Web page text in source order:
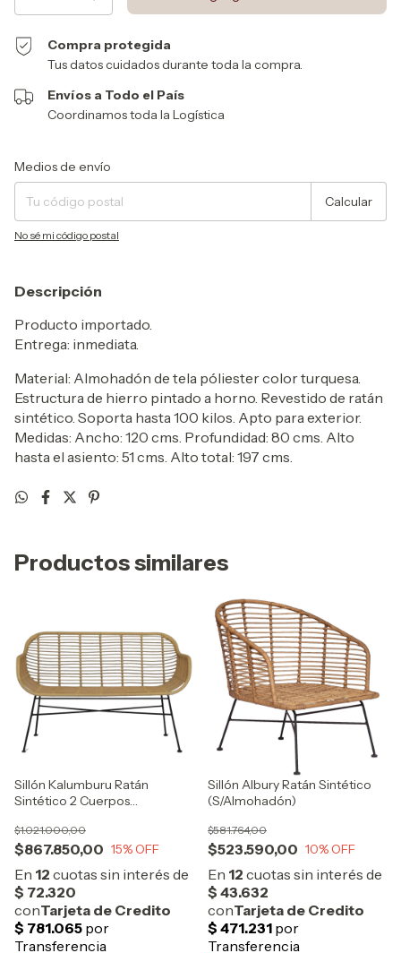
Compra protegida
Tus datos cuidados durante toda la compra.
Envíos a Todo el País
Coordinamos toda la Logística
Entregas para el CP:
Medios de envío
Calcular
No sé mi código postal
Descripción
Producto importado.
Entrega: inmediata.
Material: Almohadón de tela póliester color turquesa.
Estructura de hierro pintado a horno. Revestido de ratán
sintético. Soporta hasta 100 kilos. Apto para exterior.
Medidas: Ancho: 120 cms. Profundidad: 80 cms. Alto
hasta el asiento: 51 cms. Alto total: 197 cms.
Productos similares
Sillón Kalumburu Ratán
Sintético 2 Cuerpos
$867.850,00
$1.021.000,00
15% OFF
Sillón Albury Ratán Sintético
(S/Almohadón)
$523.590,00
$581.764,00
10% OFF